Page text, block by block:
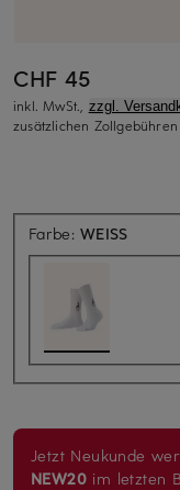
CHF 45
inkl. MwSt., zzgl.
zusätzlichen
Farbe:WEISS
Jetzt Neukunde
NEW20 im letzten